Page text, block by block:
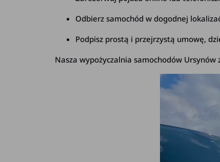
Odbierz samochód w dogodnej
Podpisz prostą i przejrzystą umowę,
Nasza wypożyczalnia samochodów Ursynów